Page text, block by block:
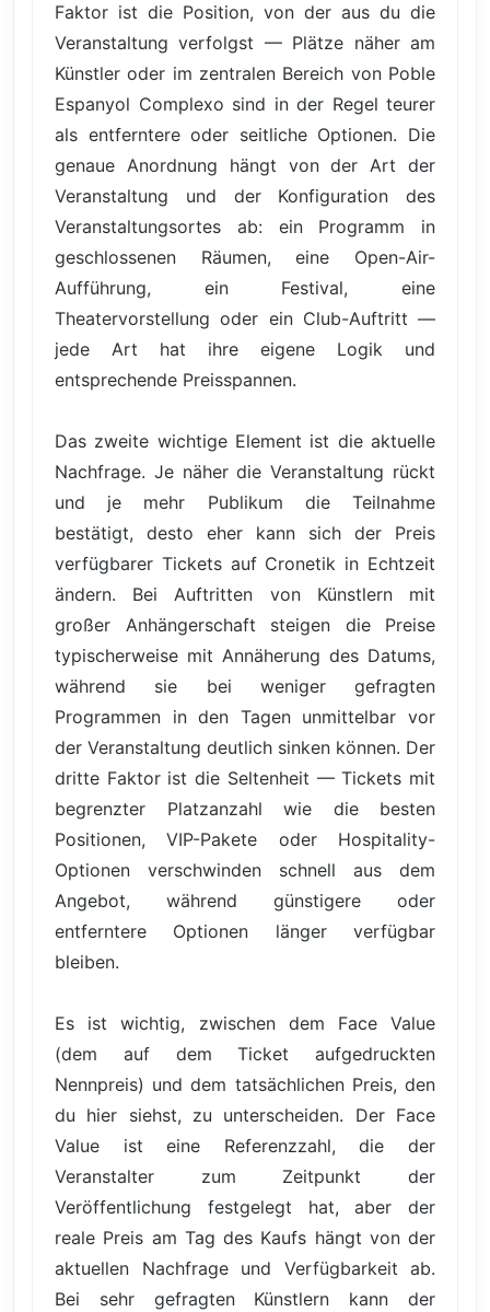
Faktor ist die Position, von der aus du die
Veranstaltung verfolgst — Plätze näher am
Künstler oder im zentralen Bereich von Poble
Espanyol Complexo sind in der Regel teurer
als entferntere oder seitliche Optionen. Die
genaue Anordnung hängt von der Art der
Veranstaltung und der Konfiguration des
Veranstaltungsortes ab: ein Programm in
geschlossenen Räumen, eine Open-Air-
Aufführung, ein Festival, eine
Theatervorstellung oder ein Club-Auftritt —
jede Art hat ihre eigene Logik und
entsprechende Preisspannen.
Das zweite wichtige Element ist die aktuelle
Nachfrage. Je näher die Veranstaltung rückt
und je mehr Publikum die Teilnahme
bestätigt, desto eher kann sich der Preis
verfügbarer Tickets auf Cronetik in Echtzeit
ändern. Bei Auftritten von Künstlern mit
großer Anhängerschaft steigen die Preise
typischerweise mit Annäherung des Datums,
während sie bei weniger gefragten
Programmen in den Tagen unmittelbar vor
der Veranstaltung deutlich sinken können. Der
dritte Faktor ist die Seltenheit — Tickets mit
begrenzter Platzanzahl wie die besten
Positionen, VIP-Pakete oder Hospitality-
Optionen verschwinden schnell aus dem
Angebot, während günstigere oder
entferntere Optionen länger verfügbar
bleiben.
Es ist wichtig, zwischen dem Face Value
(dem auf dem Ticket aufgedruckten
Nennpreis) und dem tatsächlichen Preis, den
du hier siehst, zu unterscheiden. Der Face
Value ist eine Referenzzahl, die der
Veranstalter zum Zeitpunkt der
Veröffentlichung festgelegt hat, aber der
reale Preis am Tag des Kaufs hängt von der
aktuellen Nachfrage und Verfügbarkeit ab.
Bei sehr gefragten Künstlern kann der